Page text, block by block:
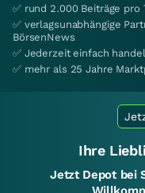
✅ rund 2.000 Beiträge pro
✅ verlagsunabhängige
BörsenNews
✅ Jederzeit einfach
✅ mehr als 25 Jahre
Ihre
Jetzt Depot bei